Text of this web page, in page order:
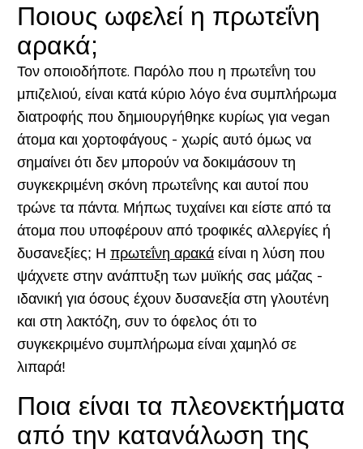
Ποιους ωφελεί η πρωτεΐνη
αρακά;
Τον οποιοδήποτε. Παρόλο που η πρωτεΐνη του
μπιζελιού, είναι κατά κύριο λόγο ένα συμπλήρωμα
διατροφής που δημιουργήθηκε κυρίως για vegan
άτομα και χορτοφάγους - χωρίς αυτό όμως να
σημαίνει ότι δεν μπορούν να δοκιμάσουν τη
συγκεκριμένη σκόνη πρωτεΐνης και αυτοί που
τρώνε τα πάντα. Μήπως τυχαίνει και είστε από τα
άτομα που υποφέρουν από τροφικές αλλεργίες ή
δυσανεξίες; Η πρωτεΐνη αρακάείναι η λύση που
ψάχνετε στην ανάπτυξη των μυϊκής σας μάζας -
ιδανική για όσους έχουν δυσανεξία στη γλουτένη
και στη λακτόζη, συν το όφελος ότι το
συγκεκριμένο συμπλήρωμα είναι χαμηλό σε
λιπαρά!
Ποια είναι τα πλεονεκτήματα
από την κατανάλωση της